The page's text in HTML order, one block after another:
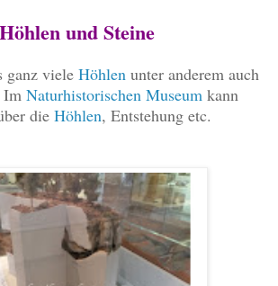
Höhlen und Steine
ganz viele Höhlen unter anderem auch
Im Naturhistorischen Museum kann
die Höhlen, Entstehung etc.